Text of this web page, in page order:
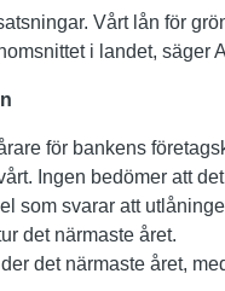
Vårt lån för
i landet, säger
för bankens
Ingen bedömer att
som svarar att
det närmaste året.
det närmaste året,